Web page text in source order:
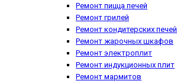
Ремонт пицца печей
Ремонт грилей
Ремонт кондитерских печей
Ремонт жарочных шкафов
Ремонт электроплит
Ремонт индукционных плит
Ремонт мармитов